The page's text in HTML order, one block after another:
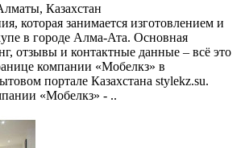
Казахстан
которая занимается изготовлением и
в городе Алма-Ата. Основная
отзывы и контактные данные – всё это
компании «Мобелкз» в
портале Казахстана stylekz.su.
«Мобелкз» - ..